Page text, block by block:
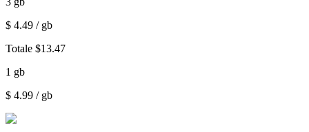
$ 4.49 / gb
Totale $13.47
1 gb
$ 4.99 / gb